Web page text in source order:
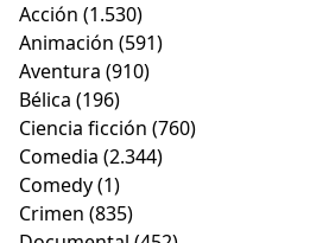
Acción (1.530)
Animación (591)
Aventura (910)
Bélica (196)
Ciencia ficción (760)
Comedia (2.344)
Comedy(1)
Crimen (835)